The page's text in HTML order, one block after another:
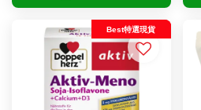
Best特選現貨